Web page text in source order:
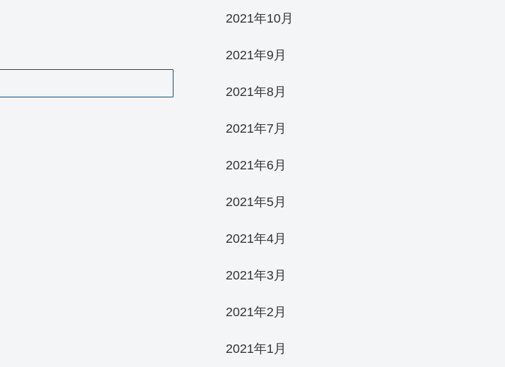
2021年10月
2021年9月
2021年8月
2021年7月
2021年6月
2021年5月
2021年4月
2021年3月
2021年2月
2021年1月